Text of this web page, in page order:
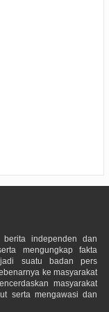
berita independen dan
mengungkap fakta
suatu badan pers
ke masyarakat
masyarakat
serta mengawasi dan